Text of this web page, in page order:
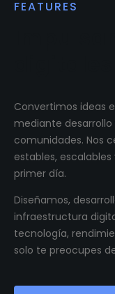
FEATURES
Convertimos ideas
mediante
comunidades. Nos
estables,
primer día.
Diseñamos,
infraestructura
tecnología,
solo te preocupes